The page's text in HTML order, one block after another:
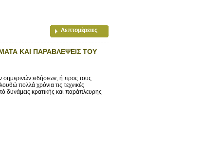
Λεπτομέρειες
ΚΑΙ ΠΑΡΑΒΛΕΨΕΙΣ ΤΟΥ
ειδήσεων, ή προς τους
πολλά χρόνια τις τεχνικές
δυνάμεις κρατικής και παράπλευρης